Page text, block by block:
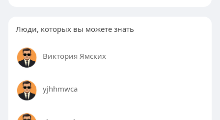
Люди, которых вы можете знать
Виктория Ямских
yjhhmwca